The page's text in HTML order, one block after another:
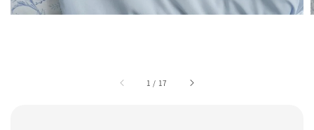
1 / 17